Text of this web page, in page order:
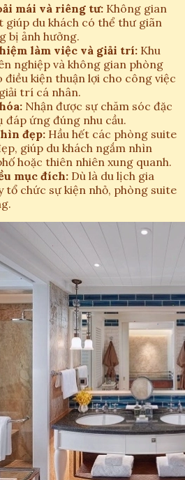
mái và riêng tư: Không gian
giúp du khách có thể thư giãn
bị ảnh hưởng.
làm việc và giải trí: Khu
nghiệp và không gian phòng
kiện thuận lợi cho công việc
trí cá nhân.
Nhận được sự chăm sóc đặc
đáp ứng đúng nhu cầu.
đẹp: Hầu hết các phòng suite
giúp du khách ngắm nhìn
hoặc thiên nhiên xung quanh.
mục đích: Dù là du lịch gia
tổ chức sự kiện nhỏ, phòng suite